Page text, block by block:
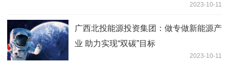
2023-10-11
广西北投能源投资集团：做专做新能源产
业 助力实现“双碳”目标
2023-10-11